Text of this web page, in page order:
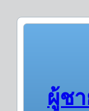
ผู้ช